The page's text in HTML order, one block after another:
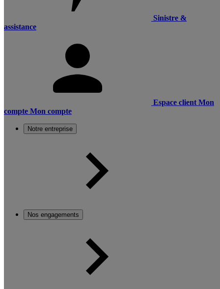
Sinistre &
assistance
Espace client Mon
compte Mon compte
Notre entreprise
Nos engagements